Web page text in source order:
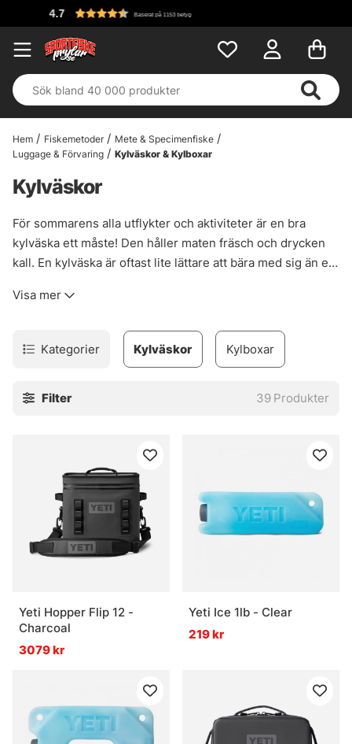
Hem Fiskemetoder
Mete & Specimenfiske
Luggage & Förvaring
Kylväskor & Kylboxar
Kylväskor
För sommarens alla utflykter och aktiviteter är en bra
kylväska ett måste! Den håller maten fräsch och drycken
kall. En kylväska är oftast lite lättare att bära med sig än en
är så känslig mot stötar. En kylväska tar även mycket
kylklampar, något ätbart och något drickbart, sen är det
bara att ge dig ut i sommarvärmen!
Visa mer
Kategorier Kylväskor Kylboxar
Filter 39 Produkter
Yeti Hopper Flip 12 -
Charcoal
3079 kr
Yeti Ice 1lb - Clear
219 kr